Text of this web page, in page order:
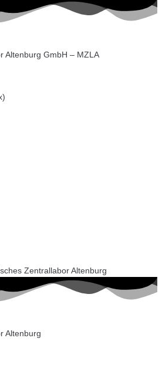
Altenburg GmbH – MZLA
Zentrallabor Altenburg
Altenburg